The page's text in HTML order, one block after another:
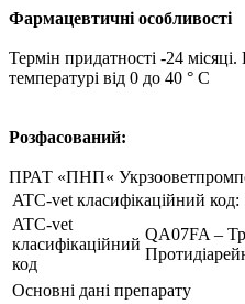
Фармацевтичні особливості
Термін придатності -24
температурі від 0 до 40 ° C
Розфасований:
ПРАТ «ПНП«
ATC-vet класифікаційний код:
ATC-vet
класифікаційний
код
QA07FA –
Основні дані препарату